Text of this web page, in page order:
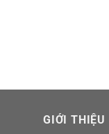
GIỚI THIỆU